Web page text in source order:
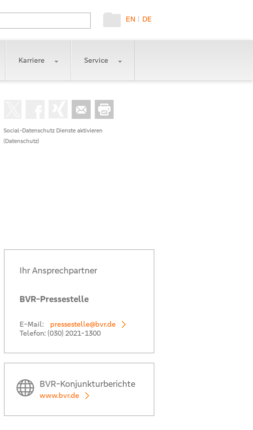
DE
|
EN
Karriere Service
Social-Datenschutz Dienste aktivieren
(Datenschutz)
Ihr Ansprechpartner
BVR-Pressestelle
E-Mail:
pressestelle@bvr.de
Telefon: (030) 2021-1300
BVR-Konjunkturberichte
www.bvr.de